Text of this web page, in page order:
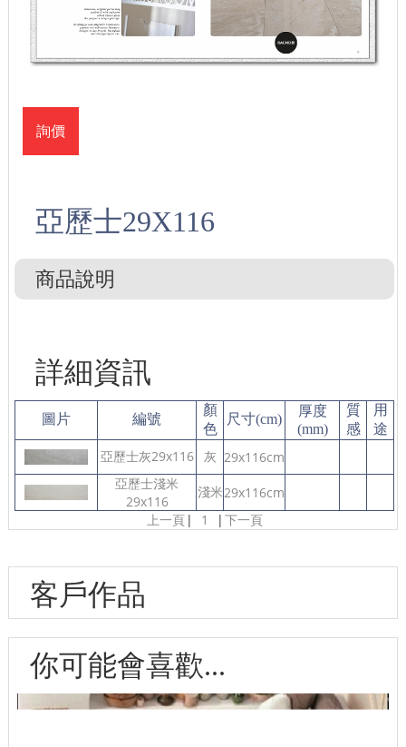
詢價
亞歷士29X116
商品說明
詳細資訊
圖片 編號
顏
色
尺寸(cm)
厚度
(mm)
質
感
用
途
亞歷士灰29x116 灰 29x116cm
亞歷士淺米
29x116
淺米29x116cm
上一頁 | 1 | 下一頁
客戶作品
你可能會喜歡...